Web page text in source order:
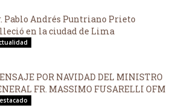
Pablo Andrés Puntriano Prieto
en la ciudad de Lima
POR NAVIDAD DEL MINISTRO
FR. MASSIMO FUSARELLI OFM